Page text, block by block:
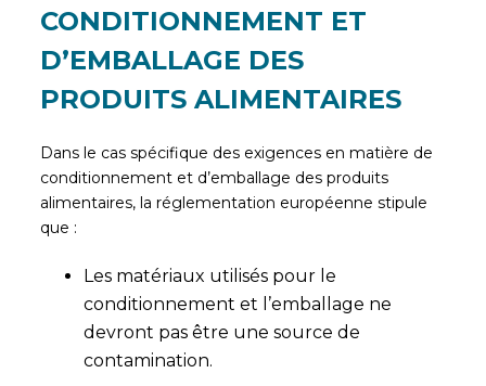
CONDITIONNEMENT ET
D’EMBALLAGE DES
PRODUITS ALIMENTAIRES
Dans le cas spécifique des exigences en matière de
conditionnement et d’emballage des produits
alimentaires, la réglementation européenne stipule
que :
Les matériaux utilisés pour le
conditionnement et l’emballage ne
devront pas être une source de
contamination.